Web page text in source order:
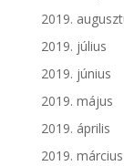
2019.
2019. július
2019. június
2019. május
2019. április
2019. március